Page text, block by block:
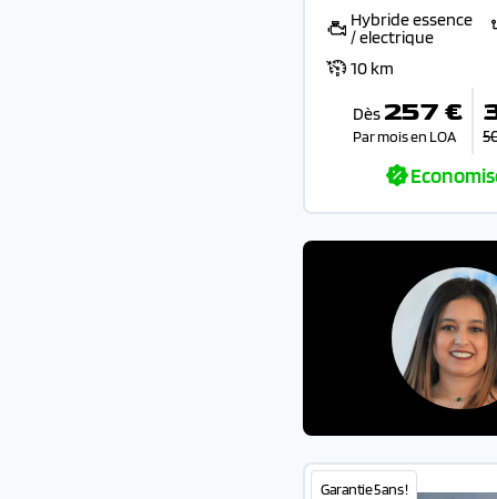
Hybride essence
/ electrique
10 km
Dès 257 €
Par mois en LOA
Garantie 5 ans !